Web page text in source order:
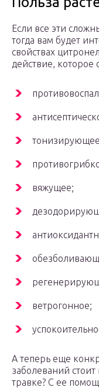
Если все эти
тогда вам будет
свойствах
действие, которое
вяжущее;
ветрогонное;
А теперь еще
заболеваний
травке? С ее